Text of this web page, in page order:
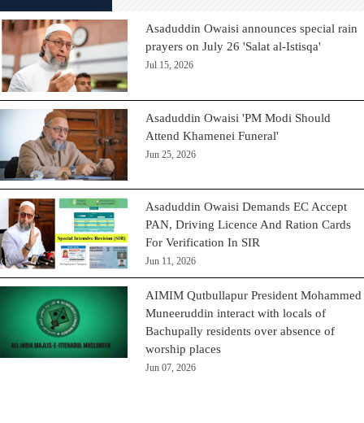
Asaduddin Owaisi announces special rain
prayers on July 26 'Salat al-Istisqa'
Jul 15, 2026
Asaduddin Owaisi 'PM Modi Should
Attend Khamenei Funeral'
Jun 25, 2026
Asaduddin Owaisi Demands EC Accept
PAN, Driving Licence And Ration Cards
For Verification In SIR
Jun 11, 2026
AIMIM Qutbullapur President Mohammed
Muneeruddin interact with locals of
Bachupally residents over absence of
worship places
Jun 07, 2026